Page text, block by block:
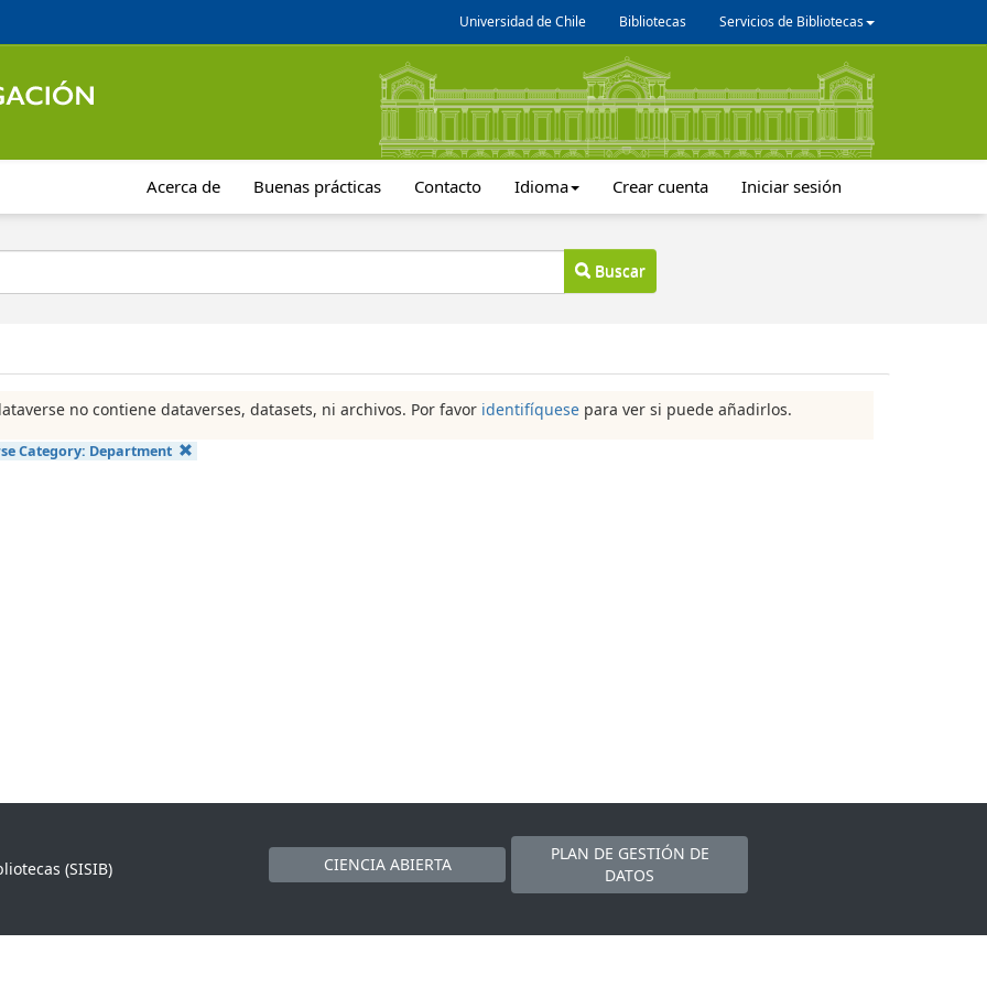
Universidad de Chile Bibliotecas Servicios de Bibliotecas
Acerca de Buenas prácticas Contacto Idioma Crear cuenta Iniciar sesión
Buscar
no contiene dataverses, datasets, ni archivos. Por favor identifíquese para ver si puede añadirlos.
Category: Department
(SISIB)
CIENCIA ABIERTA
PLAN DE GESTIÓN DE
DATOS